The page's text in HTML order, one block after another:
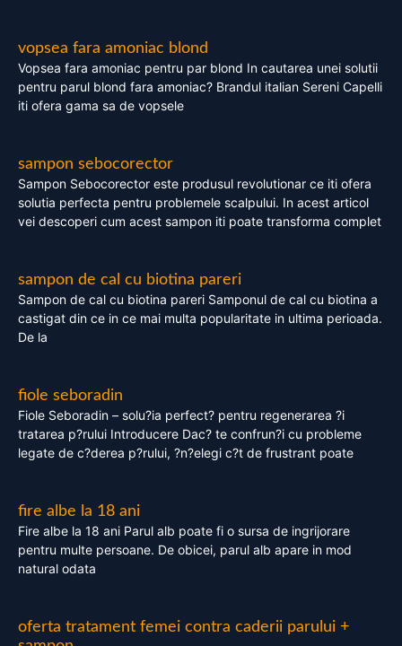
vopsea fara amoniac blond
Vopsea fara amoniac pentru par blond In cautarea unei solutii
pentru parul blond fara amoniac? Brandul italian Sereni Capelli
iti ofera gama sa de vopsele
sampon sebocorector
Sampon Sebocorector este produsul revolutionar ce iti ofera
solutia perfecta pentru problemele scalpului. In acest articol
vei descoperi cum acest sampon iti poate transforma complet
sampon de cal cu biotina pareri
Sampon de cal cu biotina pareri Samponul de cal cu biotina a
castigat din ce in ce mai multa popularitate in ultima perioada.
De la
fiole seboradin
Fiole Seboradin – solu?ia perfect? pentru regenerarea ?i
tratarea p?rului Introducere Dac? te confrun?i cu probleme
legate de c?derea p?rului, ?n?elegi c?t de frustrant poate
fire albe la 18 ani
Fire albe la 18 ani Parul alb poate fi o sursa de ingrijorare
pentru multe persoane. De obicei, parul alb apare in mod
natural odata
oferta tratament femei contra caderii parului +